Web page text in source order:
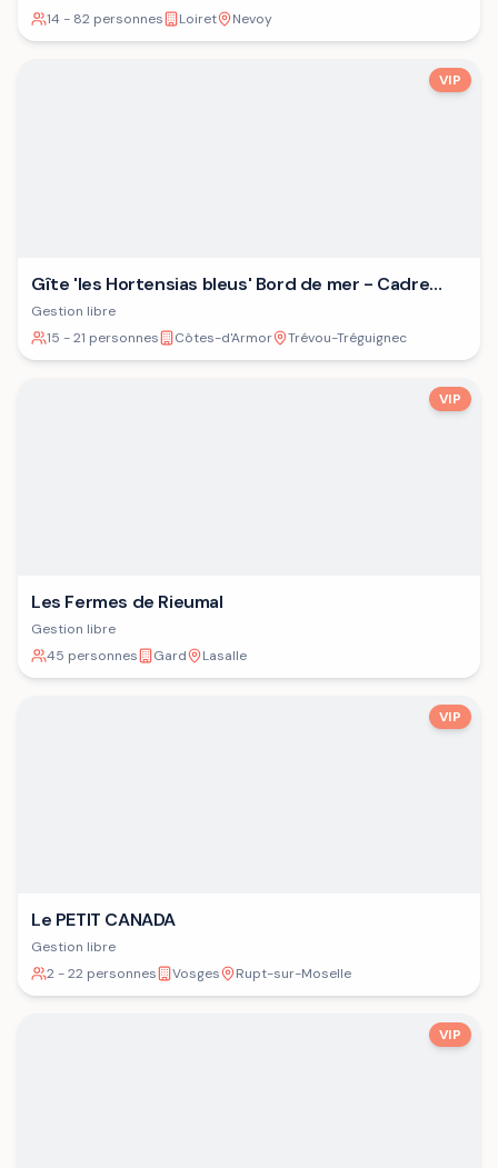
14 - 82 personnes Loiret Nevoy
VIP
Gîte 'les Hortensias bleus' Bord de mer - Cadre
verdoyant - Plage
Gestion libre
15 - 21 personnes
Côtes-d'Armor Trévou-Tréguignec
VIP
Les Fermes de Rieumal
Gestion libre
45 personnes
Gard Lasalle
VIP
Le PETIT CANADA
Gestion libre
2 - 22 personnes
Vosges Rupt-sur-Moselle
VIP